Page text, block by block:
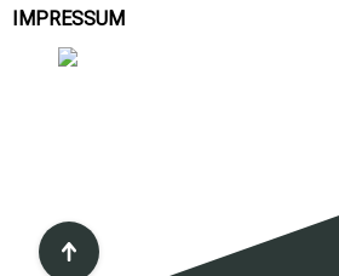
IMPRESSUM